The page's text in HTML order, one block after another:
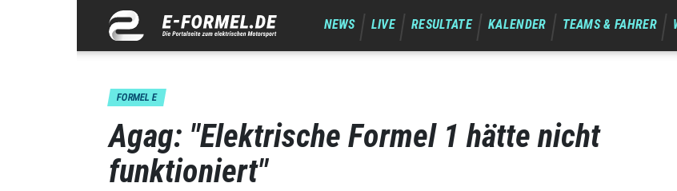
NEWS LIVE RESULTATE KALENDER TEAMS & FAHRER
FORMEL E
Agag: "Elektrische Formel 1 hätte nicht
funktioniert"